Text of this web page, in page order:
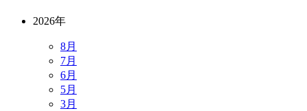
2026年
8月
7月
6月
5月
3月